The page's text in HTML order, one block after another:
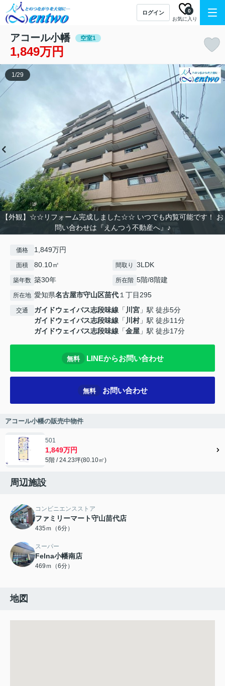
ログイン
お気に入り
0
アコール小幡 空室1
1,849万円
【外観】☆☆リフォーム完成しました☆☆ いつでも内覧可能です！ お
問い合わせは『えんつう不動産へ』♪
1/29
価格 1,849万円
面積 80.10㎡ 間取り 3LDK
築年数 築30年 所在階 5階/8階建
所在地 愛知県名古屋市守山区苗代１丁目295
交通 ガイドウェイバス志段味線 「 川宮 」駅 徒歩5分
ガイドウェイバス志段味線 「 川村」駅 徒歩11分
ガイドウェイバス志段味線 「金屋 」駅 徒歩17分
無料 LINEからお問い合わせ
無料 お問い合わせ
アコール小幡の販売中物件
501
1,849万円
5階 / 24.23坪(80.10㎡)
周辺施設
コンビニエンスストア
ファミリーマート守山苗代店
435ｍ（6分）
スーパー
Felna小幡南店
469ｍ（6分）
地図